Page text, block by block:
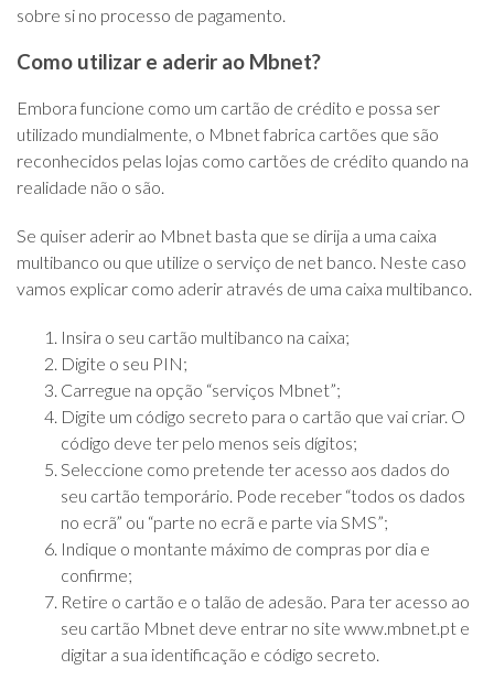
sobre si no processo de pagamento.
Como utilizar e aderir ao Mbnet?
Embora funcione como um cartão de crédito e possa ser
utilizado mundialmente, o Mbnet fabrica cartões que são
reconhecidos pelas lojas como cartões de crédito quando na
realidade não o são.
Se quiser aderir ao Mbnet basta que se dirija a uma caixa
multibanco ou que utilize o serviço de net banco. Neste caso
vamos explicar como aderir através de uma caixa multibanco.
Insira o seu cartão multibanco na caixa;
Digite o seu PIN;
Carregue na opção “serviços Mbnet”;
Digite um código secreto para o cartão que vai criar. O
código deve ter pelo menos seis dígitos;
Seleccione como pretende ter acesso aos dados do
seu cartão temporário. Pode receber “todos os dados
no ecrã” ou “parte no ecrã e parte via SMS”;
Indique o montante máximo de compras por dia e
confirme;
Retire o cartão e o talão de adesão. Para ter acesso ao
seu cartão Mbnet deve entrar no site www.mbnet.pt e
digitar a sua identificação e código secreto.